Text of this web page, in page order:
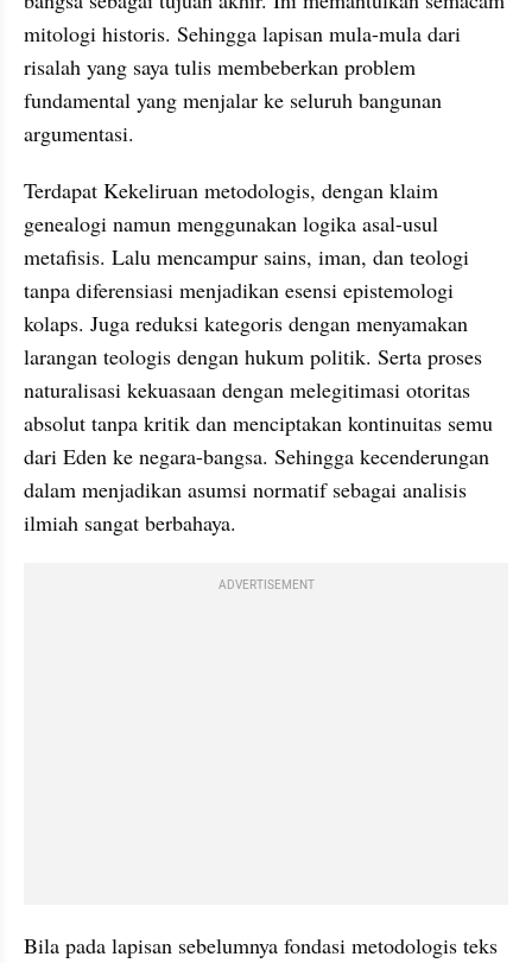
mitologi historis. Sehingga lapisan mula-mula dari
risalah yang saya tulis membeberkan problem
fundamental yang menjalar ke seluruh bangunan
argumentasi.
Terdapat Kekeliruan metodologis, dengan klaim
genealogi namun menggunakan logika asal-usul
metafisis. Lalu mencampur sains, iman, dan teologi
tanpa diferensiasi menjadikan esensi epistemologi
kolaps. Juga reduksi kategoris dengan menyamakan
larangan teologis dengan hukum politik. Serta proses
naturalisasi kekuasaan dengan melegitimasi otoritas
absolut tanpa kritik dan menciptakan kontinuitas semu
dari Eden ke negara-bangsa. Sehingga kecenderungan
dalam menjadikan asumsi normatif sebagai analisis
ilmiah sangat berbahaya.
ADVERTISEMENT
Bila pada lapisan sebelumnya fondasi metodologis teks